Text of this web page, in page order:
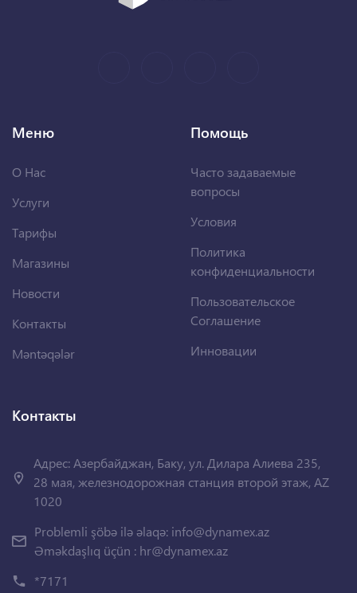
Меню
О Нас
Услуги
Тарифы
Магазины
Новости
Контакты
Məntəqələr
Помощь
Часто задаваемые
вопросы
Условия
Политика
конфиденциальности
Пользовательское
Соглашение
Инновации
Контакты
Адрес: Азербайджан, Баку, ул. Дилара Алиева 235,
28 мая, железнодорожная станция второй этаж, AZ
1020
Problemli şöbə ilə əlaqə: info@dynamex.az
Əməkdaşlıq üçün : hr@dynamex.az
*7171